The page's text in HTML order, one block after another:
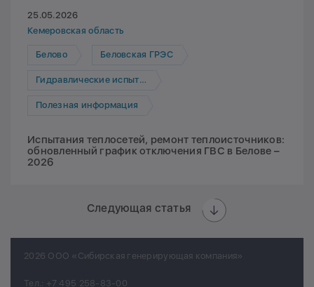
25.05.2026
Кемеровская область
Белово Беловская ГРЭС
Гидравлические испытания
Полезная информация
Испытания теплосетей, ремонт теплоисточников:
обновленный график отключения ГВС в Белове –
2026
Следующая статья
2026 ООО «Сибирская генерирующая компания»
Тел.: +7 495 258-83-00